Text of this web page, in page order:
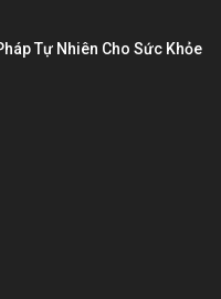
Tự Nhiên Cho Sức Khỏe